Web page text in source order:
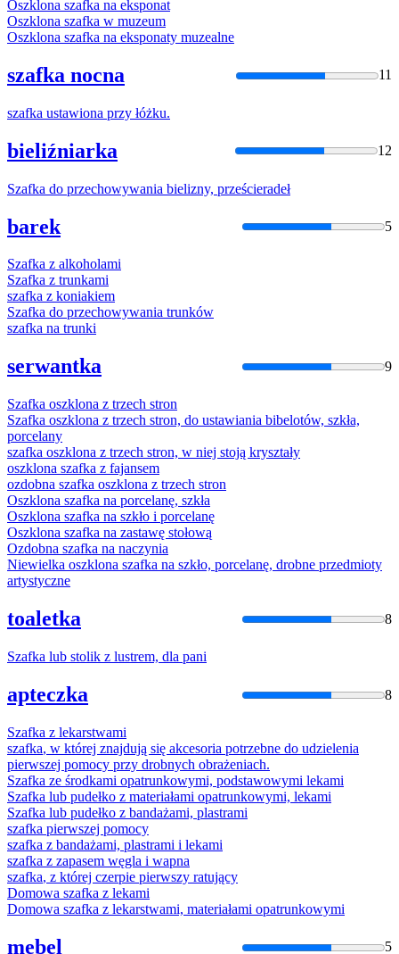
Oszklona szafka na eksponat
Oszklona szafka w muzeum
Oszklona szafka na eksponaty muzealne
szafka nocna 11
szafka ustawiona przy łóżku.
bieliźniarka 12
Szafka do przechowywania bielizny, prześcieradeł
barek 5
Szafka z alkoholami
Szafka z trunkami
szafka z koniakiem
Szafka do przechowywania trunków
szafka na trunki
serwantka 9
Szafka oszklona z trzech stron
Szafka oszklona z trzech stron, do ustawiania bibelotów, szkła,
porcelany
szafka oszklona z trzech stron, w niej stoją kryształy
oszklona szafka z fajansem
ozdobna szafka oszklona z trzech stron
Oszklona szafka na porcelanę, szkła
Oszklona szafka na szkło i porcelanę
Oszklona szafka na zastawę stołową
Ozdobna szafka na naczynia
Niewielka oszklona szafka na szkło, porcelanę, drobne przedmioty
artystyczne
toaletka 8
Szafka lub stolik z lustrem, dla pani
apteczka 8
Szafka z lekarstwami
szafka, w której znajdują się akcesoria potrzebne do udzielenia
pierwszej pomocy przy drobnych obrażeniach.
Szafka ze środkami opatrunkowymi, podstawowymi lekami
Szafka lub pudełko z materiałami opatrunkowymi, lekami
Szafka lub pudełko z bandażami, plastrami
szafka pierwszej pomocy
szafka z bandażami, plastrami i lekami
szafka z zapasem węgla i wapna
szafka, z której czerpie pierwszy ratujący
Domowa szafka z lekami
Domowa szafka z lekarstwami, materiałami opatrunkowymi
mebel 5